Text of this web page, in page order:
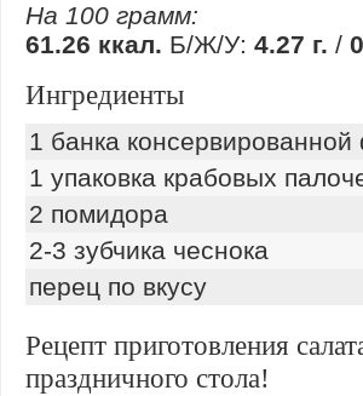
На 100 грамм:
61.26 ккал. Б/Ж/У: 4.27 г. /
Ингредиенты
1 банка
1 упаковка крабовых
2 помидора
2-3 зубчика чеснока
перец по вкусу
Рецепт приготовления
праздничного стола!